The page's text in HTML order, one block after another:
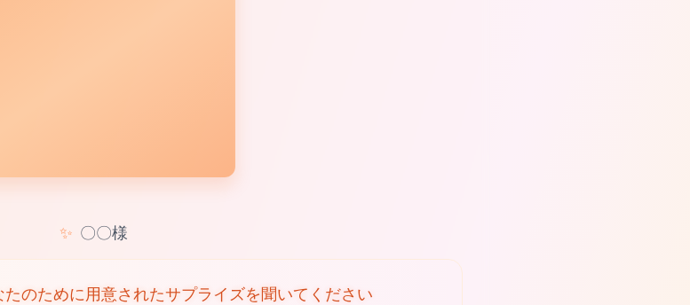
✨ 〇〇様
のために用意されたサプライズを聞いてください